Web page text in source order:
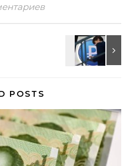
POSTS